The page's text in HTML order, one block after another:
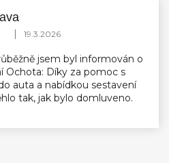
je 5 z 5 hvězdiček.
| 19.3.2026
jsem byl informován o
Díky za pomoc s
auta a nabídkou sestavení
tak, jak bylo domluveno.